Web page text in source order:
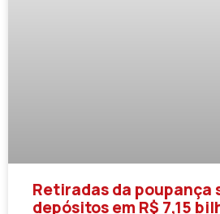
Retiradas da poupança
depósitos em R$ 7,15